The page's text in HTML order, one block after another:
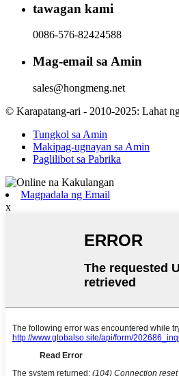
tawagan kami
0086-576-82424588
Mag-email sa Amin
sales@hongmeng.net
© Karapatang-ari - 2010-2025: Lahat
Tungkol sa Amin
Makipag-ugnayan sa Amin
Paglilibot sa Pabrika
Magpadala ng Email
x